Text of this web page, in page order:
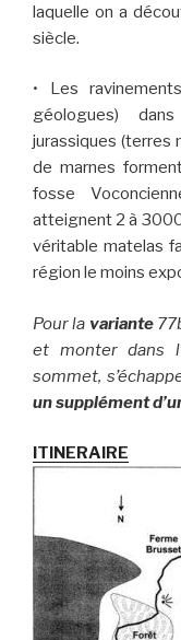
laquelle on a
siècle.
• Les
géologues)
jurassiques (terres
de marnes
fosse
atteignent 2 à
véritable matelas
région le moins
Pour la variante
et monter dans
sommet,
un supplément
ITINERAIRE